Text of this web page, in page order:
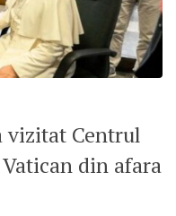
vizitat Centrul
din afara